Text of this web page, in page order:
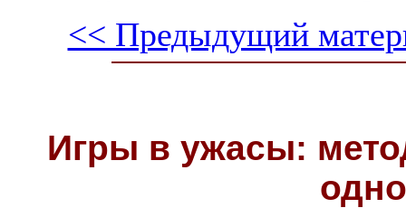
<< Предыдущий
Игры в ужасы: